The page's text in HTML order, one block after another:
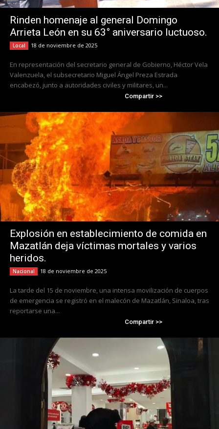
Rinden homenaje al general Domingo
Arrieta León en su 63° aniversario luctuoso.
Local 18 de noviembre de 2025
En representación del secretario general de Gobierno, Héctor Vela
Valenzuela, el subsecretario Miguel Ángel Preza Estrada
encabezó, junto a autoridades civiles y militares, un...
Compartir >>
Explosión en establecimiento de comida en
Mazatlán deja víctimas mortales y varios
heridos.
Nacional 18 de noviembre de 2025
La tarde del 15 de noviembre, una intensa movilización de cuerpos
de emergencia se registró en el malecón de Mazatlán, Sinaloa, tras
reportarse una...
Compartir >>